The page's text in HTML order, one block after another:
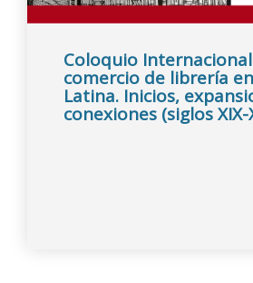
Coloquio
comercio de librería
Latina. Inicios,
conexiones (siglos XIX-